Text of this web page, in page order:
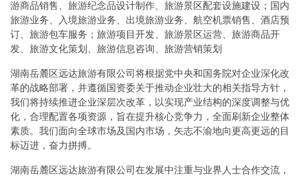
游商品销售、旅游纪念品设计制作、旅游景区配套设施建设；国内
旅游业务、入境旅游业务、出境旅游业务、航空机票销售、酒店预
订、旅游包车服务；旅游项目开发、旅游景区运营、旅游商品开
发、旅游文化策划、旅游信息咨询、旅游营销策划
湖南岳麓区远达旅游有限公司将根据党中央和国务院对企业深化改
革的战略部署，并遵循国资委关于推动企业壮大的相关指导方针，
我们将持续推进企业深层次改革，以实现产业结构的深度调整与优
化，合理配置各项资源，旨在提升核心竞争力，全面刷新企业整体
素质。我们面向全球市场及国内市场，矢志不渝地向更高更远的目
标迈进，奋力拼搏。
湖南岳麓区远达旅游有限公司在发展中注重与业界人士合作交流，